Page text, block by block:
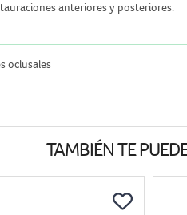
anteriores y posteriores.
oclusales
TAMBIÉN TE